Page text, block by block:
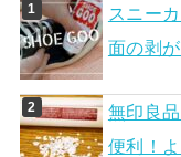
スニー
面の剥
無印良
便利！